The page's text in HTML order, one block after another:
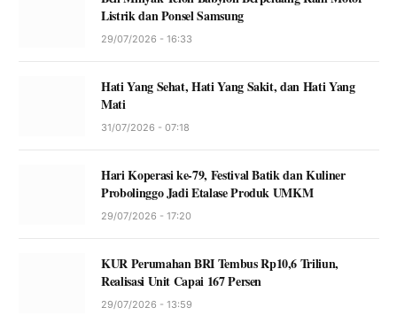
Listrik dan Ponsel Samsung
29/07/2026 - 16:33
Hati Yang Sehat, Hati Yang Sakit, dan Hati Yang
Mati
31/07/2026 - 07:18
Hari Koperasi ke-79, Festival Batik dan Kuliner
Probolinggo Jadi Etalase Produk UMKM
29/07/2026 - 17:20
KUR Perumahan BRI Tembus Rp10,6 Triliun,
Realisasi Unit Capai 167 Persen
29/07/2026 - 13:59